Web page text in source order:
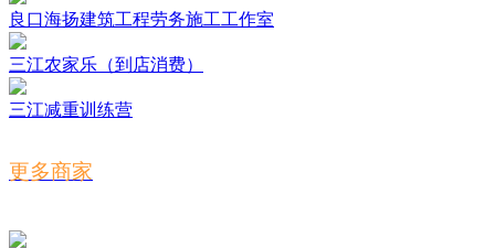
良口海扬建筑工程劳务施工工作室
三江农家乐（到店消费）
三江减重训练营
更多商家